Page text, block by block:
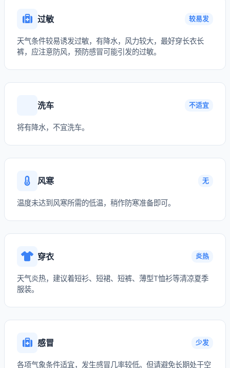
过敏 较易发
天气条件较易诱发过敏，有降水，风力较大，最好穿长衣长
裤，应注意防风，预防感冒可能引发的过敏。
洗车 不适宜
将有降水，不宜洗车。
风寒 无
温度未达到风寒所需的低温，稍作防寒准备即可。
穿衣 炎热
天气炎热，建议着短衫、短裙、短裤、薄型T恤衫等清凉夏季
服装。
感冒 少发
各项气象条件适宜，发生感冒几率较低。但请避免长期处于空